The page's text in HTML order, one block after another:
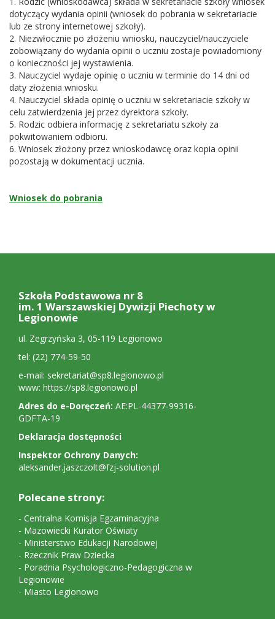
dotyczący wydania opinii (wniosek do pobrania w sekretariacie
lub ze strony internetowej szkoły).
2. Niezwłocznie po złożeniu wniosku, nauczyciel/nauczyciele
zobowiązany do wydania opinii o uczniu zostaje powiadomiony
o konieczności jej wystawienia.
3. Nauczyciel wydaje opinię o uczniu w terminie do 14 dni od
daty złożenia wniosku.
4. Nauczyciel składa opinię o uczniu w sekretariacie szkoły w
celu zatwierdzenia jej przez dyrektora szkoły.
5. Rodzic odbiera informację z sekretariatu szkoły za
pokwitowaniem odbioru.
6. Wniosek złożony przez wnioskodawcę oraz kopia opinii
pozostają w dokumentacji ucznia.
Wniosek do pobrania
polecane
strony
Szkoła Podstawowa nr 8
im. 1 Warszawskiej Dywizji Piechoty w
Legionowie
ul. Zegrzyńska 3, 05-119 Legionowo
tel: (22) 774-59-50
e-mail: sekretariat@sp8.legionowo.pl
www: https://sp8.legionowo.pl
Adres do e-Doręczeń: AE:PL-44377-99316-
GDFTA-19
Deklaracja dostępności
Inspektor Ochrony Danych:
aleksander.jaszczolt@fzj-solution.pl
Polecane strony:
- Centralna Komisja Egzaminacyjna
- Mazowiecki Kurator Oświaty
- Ministerstwo Edukacji Narodowej
- Rzecznik Praw Dziecka
- Poradnia Psychologiczno-Pedagogiczna w
Legionowie
- Miasto Legionowo